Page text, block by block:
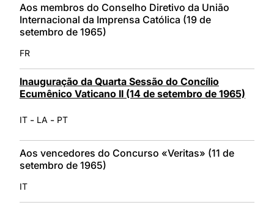
Aos membros do Conselho Diretivo da União
Internacional da Imprensa Católica (19 de
setembro de 1965)
FR
Inauguração da Quarta Sessão do Concílio
Ecumênico Vaticano II (14 de setembro de 1965)
IT - LA - PT
Aos vencedores do Concurso «Veritas» (11 de
setembro de 1965)
IT